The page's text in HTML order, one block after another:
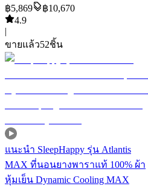
฿5,869 ฿10,670
4.9
|
ขายแล้ว52ชิ้น
แนะนำ SleepHappy รุ่น Atlantis
MAX ที่นอนยางพาราแท้ 100% ผ้า
หุ้มเย็น Dynamic Cooling MAX